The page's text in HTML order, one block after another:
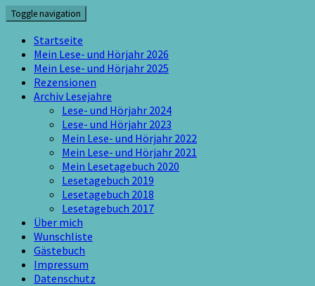
Skip
to
content
Toggle navigation
Startseite
Mein Lese- und Hörjahr 2026
Mein Lese- und Hörjahr 2025
Rezensionen
Archiv Lesejahre
Lese- und Hörjahr 2024
Lese- und Hörjahr 2023
Mein Lese- und Hörjahr 2022
Mein Lese- und Hörjahr 2021
Mein Lesetagebuch 2020
Lesetagebuch 2019
Lesetagebuch 2018
Lesetagebuch 2017
Über mich
Wunschliste
Gästebuch
Impressum
Datenschutz